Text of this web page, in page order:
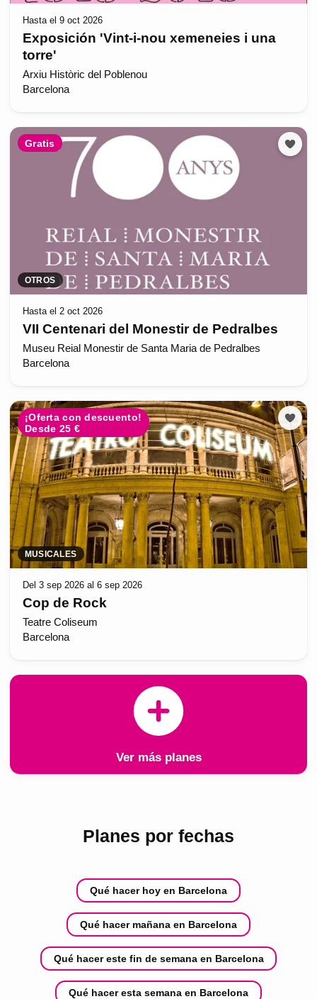
Hasta el 9 oct 2026
Exposición 'Vint-i-nou xemeneies i una
torre'
Arxiu Històric del Poblenou
Barcelona
Gratis
OTROS
Hasta el 2 oct 2026
VII Centenari del Monestir de Pedralbes
Museu Reial Monestir de Santa Maria de Pedralbes
Barcelona
¡Oferta con descuento!
Desde 25 €
MUSICALES
Del 3 sep 2026 al 6 sep 2026
Cop de Rock
Teatre Coliseum
Barcelona
Ver más planes
Planes por fechas
Qué hacer hoy en Barcelona
Qué hacer mañana en Barcelona
Qué hacer este fin de semana en Barcelona
Qué hacer esta semana en Barcelona